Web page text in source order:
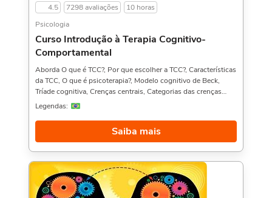
4.5 7298 avaliações
10 horas
Psicologia
Curso Introdução à Terapia Cognitivo-
Comportamental
Aborda O que é TCC?, Por que escolher a TCC?, Características
da TCC, O que é psicoterapia?, Modelo cognitivo de Beck,
Tríade cognitiva, Crenças centrais, Categorias das crenças
centrais, Crenças subjacentes, Pensamento Automático (PA),
Formulário.Uma dica seria aproveitar e ver também Curso de
Terapia Cognitivo-Comportamental,, Introdução à
Legendas:
Saiba mais